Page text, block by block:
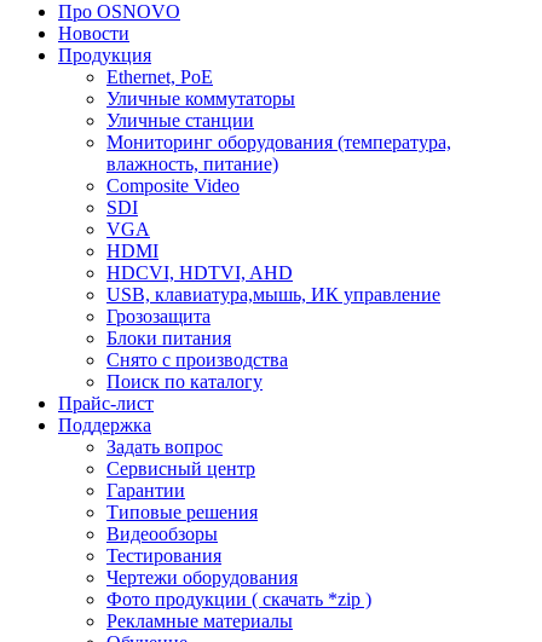
Про OSNOVO
Новости
Продукция
Ethernet, PoE
Уличные коммутаторы
Уличные станции
Мониторинг оборудования (температура,
влажность, питание)
Composite Video
SDI
VGA
HDMI
HDCVI, HDTVI, AHD
USB, клавиатура,мышь, ИК управление
Грозозащита
Блоки питания
Снято с производства
Поиск по каталогу
Прайс-лист
Поддержка
Задать вопрос
Сервисный центр
Гарантии
Типовые решения
Видеообзоры
Тестирования
Чертежи оборудования
Фото продукции ( скачать *zip )
Рекламные материалы